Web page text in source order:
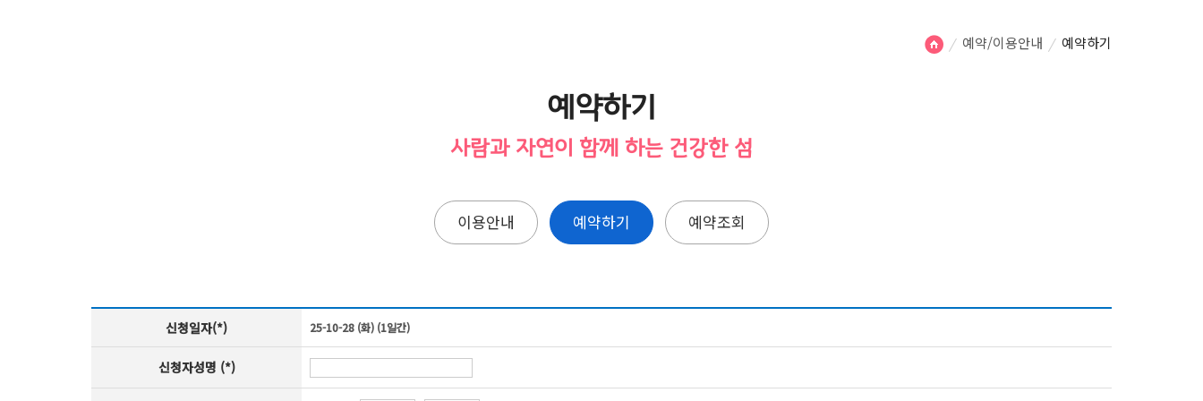
예약/이용안내 예약하기
예약하기
사람과 자연이 함께 하는 건강한 섬
이용안내 예약하기 예약조회
신청일자(*) 25-10-28 (화) (1일간)
신청자성명 (*)